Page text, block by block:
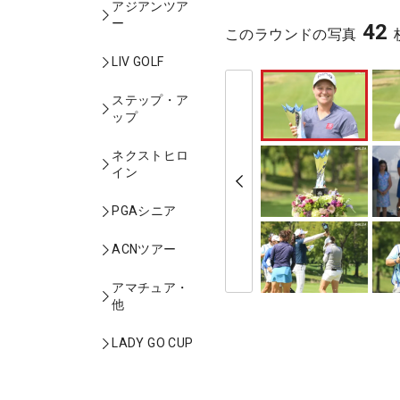
アジアンツア
ー
LIV GOLF
ステップ・ア
ップ
ネクストヒロ
イン
PGAシニア
ACNツアー
アマチュア・
他
LADY GO CUP
このラウンドの写真 42